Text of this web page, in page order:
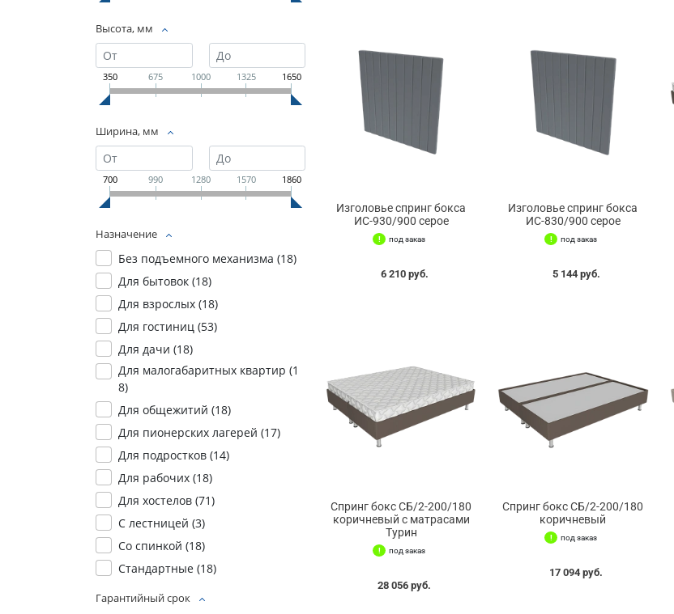
Высота, мм
350 675 1000 1325 1650
Ширина, мм
700 990 1280 1570 1860
Назначение
Без подъемного механизма (18)
Для бытовок (18)
Для взрослых (18)
Для гостиниц (53)
Для дачи (18)
Для малогабаритных квартир (1
8)
Для общежитий (18)
Для пионерских лагерей (17)
Для подростков (14)
Для рабочих (18)
Для хостелов (71)
С лестницей (3)
Со спинкой (18)
Стандартные (18)
Гарантийный срок
Изголовье спринг бокса
ИС-930/900 серое
под заказ
6 210 руб.
Изголовье спринг бокса
ИС-830/900 серое
под заказ
5 144 руб.
Спринг бокс СБ/2-200/180
коричневый с матрасами
Турин
под заказ
28 056 руб.
Спринг бокс СБ/2-200/180
коричневый
под заказ
17 094 руб.